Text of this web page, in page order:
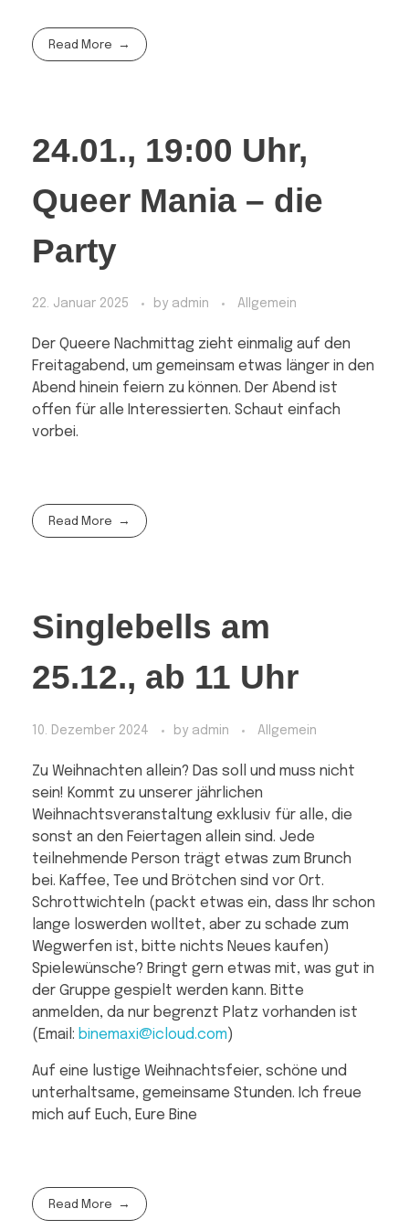
Read More
24.01., 19:00 Uhr,
Queer Mania – die
Party
22. Januar 2025 by admin Allgemein
Der Queere Nachmittag zieht einmalig auf den
Freitagabend, um gemeinsam etwas länger in den
Abend hinein feiern zu können. Der Abend ist
offen für alle Interessierten. Schaut einfach
vorbei.
Read More
Singlebells am
25.12., ab 11 Uhr
10. Dezember 2024 by admin Allgemein
Zu Weihnachten allein? Das soll und muss nicht
sein! Kommt zu unserer jährlichen
Weihnachtsveranstaltung exklusiv für alle, die
sonst an den Feiertagen allein sind. Jede
teilnehmende Person trägt etwas zum Brunch
bei. Kaffee, Tee und Brötchen sind vor Ort.
Schrottwichteln (packt etwas ein, dass Ihr schon
lange loswerden wolltet, aber zu schade zum
Wegwerfen ist, bitte nichts Neues kaufen)
Spielewünsche? Bringt gern etwas mit, was gut in
der Gruppe gespielt werden kann. Bitte
anmelden, da nur begrenzt Platz vorhanden ist
(Email: binemaxi@icloud.com)
Auf eine lustige Weihnachtsfeier, schöne und
unterhaltsame, gemeinsame Stunden. Ich freue
mich auf Euch, Eure Bine
Read More